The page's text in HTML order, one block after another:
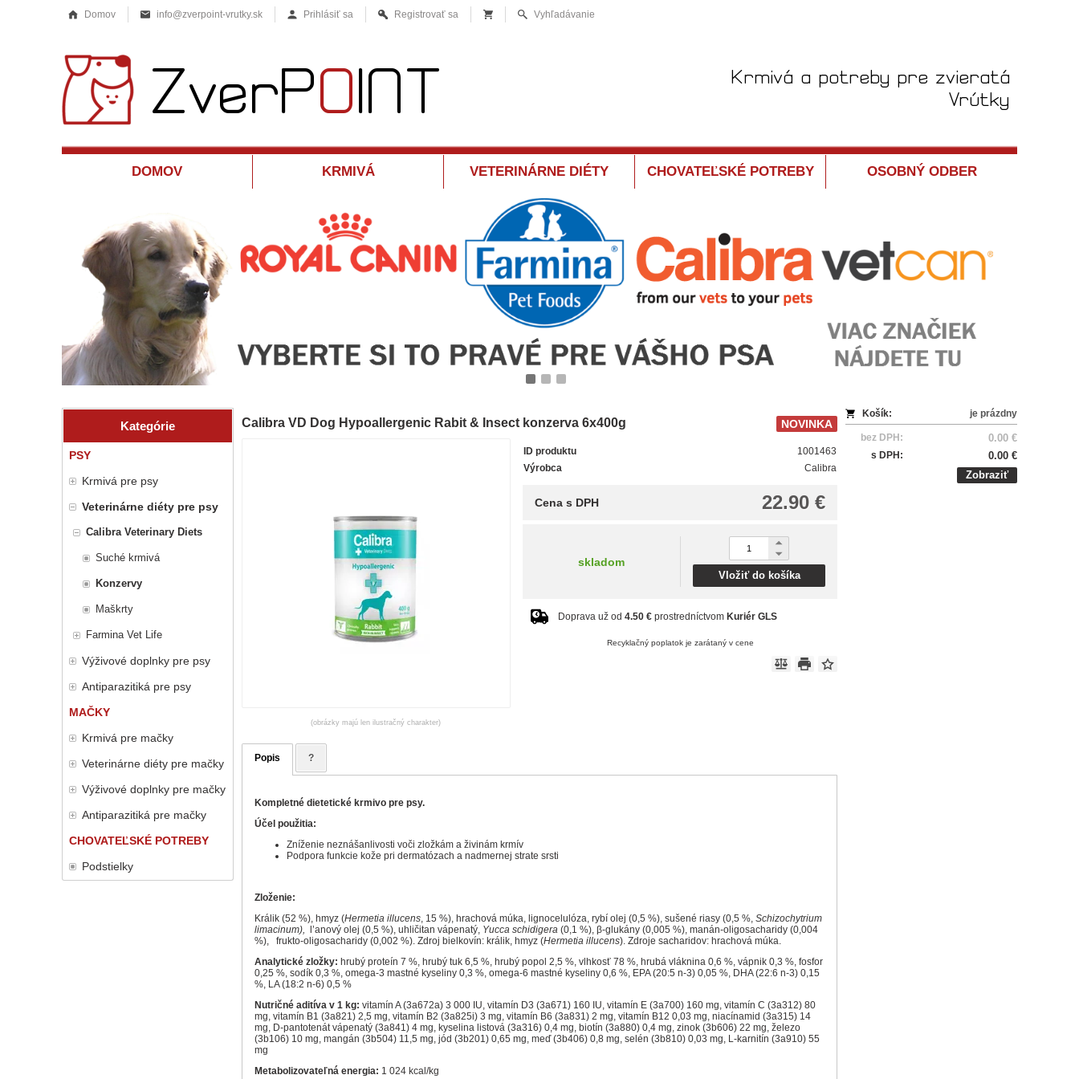
Domov info@zverpoint-vrutky.sk Prihlásiť sa Registrovať sa Vyhľadávanie
DOMOV KRMIVÁ VETERINÁRNE DIÉTY CHOVATEĽSKÉ POTREBY OSOBNÝ ODBER
Kategórie
PSY
Krmivá pre psy
Veterinárne diéty pre psy
Calibra Veterinary Diets
Suché krmivá
Konzervy
Maškrty
Farmina Vet Life
Výživové doplnky pre psy
Antiparazitiká pre psy
MAČKY
Krmivá pre mačky
Veterinárne diéty pre mačky
Výživové doplnky pre mačky
Antiparazitiká pre mačky
CHOVATEĽSKÉ POTREBY
Podstielky
Košík: je prázdny
bez DPH: 0.00 €
s DPH:
0.00 €
Zobraziť
NOVINKA
Calibra VD Dog Hypoallergenic Rabit & Insect konzerva 6x400g
(obrázky majú len ilustračný charakter)
ID produktu
1001463
Výrobca
Calibra
22.90 €
Cena s DPH
skladom
Vložiť do košíka
Doprava už od4.50 € prostredníctvom Kuriér GLS
Recyklačný poplatok je zarátaný v cene
Popis ?
Kompletné dietetické krmivo pre psy.
Účel použitia:
Zníženie neznášanlivosti voči zložkám a živinám krmív
Podpora funkcie kože pri dermatózach a nadmernej strate srsti
Zloženie:
Králik (52 %), hmyz (Hermetia illucens, 15 %), hrachová múka, lignocelulóza, rybí olej (0,5 %), sušené riasy (0,5 %, Schizochytrium
limacinum),
l’anový olej (0,5 %), uhličitan vápenatý, Yucca schidigera (0,1 %), β-glukány (0,005 %), manán-oligosacharidy (0,004
%), frukto-oligosacharidy (0,002 %). Zdroj bielkovín: králik, hmyz (Hermetia illucens). Zdroje sacharidov: hrachová múka.
Analytické zložky: hrubý proteín 7 %, hrubý tuk 6,5 %, hrubý popol 2,5 %, vlhkosť 78 %, hrubá vláknina 0,6 %, vápnik 0,3 %, fosfor
0,25 %, sodík 0,3 %, omega-3 mastné kyseliny 0,3 %, omega-6 mastné kyseliny 0,6 %, EPA (20:5 n-3) 0,05 %, DHA (22:6 n-3) 0,15
%, LA (18:2 n-6) 0,5 %
Nutričné aditíva v 1 kg: vitamín A (3a672a) 3 000 IU, vitamín D3 (3a671) 160 IU, vitamín E (3a700) 160 mg, vitamín C (3a312) 80
mg, vitamín B1 (3a821) 2,5 mg, vitamín B2 (3a825i) 3 mg, vitamín B6 (3a831) 2 mg, vitamín B12 0,03 mg, niacínamid (3a315) 14
mg, D-pantotenát vápenatý (3a841) 4 mg, kyselina listová (3a316) 0,4 mg, biotín (3a880) 0,4 mg, zinok (3b606) 22 mg, železo
(3b106) 10 mg, mangán (3b504) 11,5 mg, jód (3b201) 0,65 mg, meď (3b406) 0,8 mg, selén (3b810) 0,03 mg, L-karnitín (3a910) 55
mg
Metabolizovateľná energia: 1 024 kcal/kg